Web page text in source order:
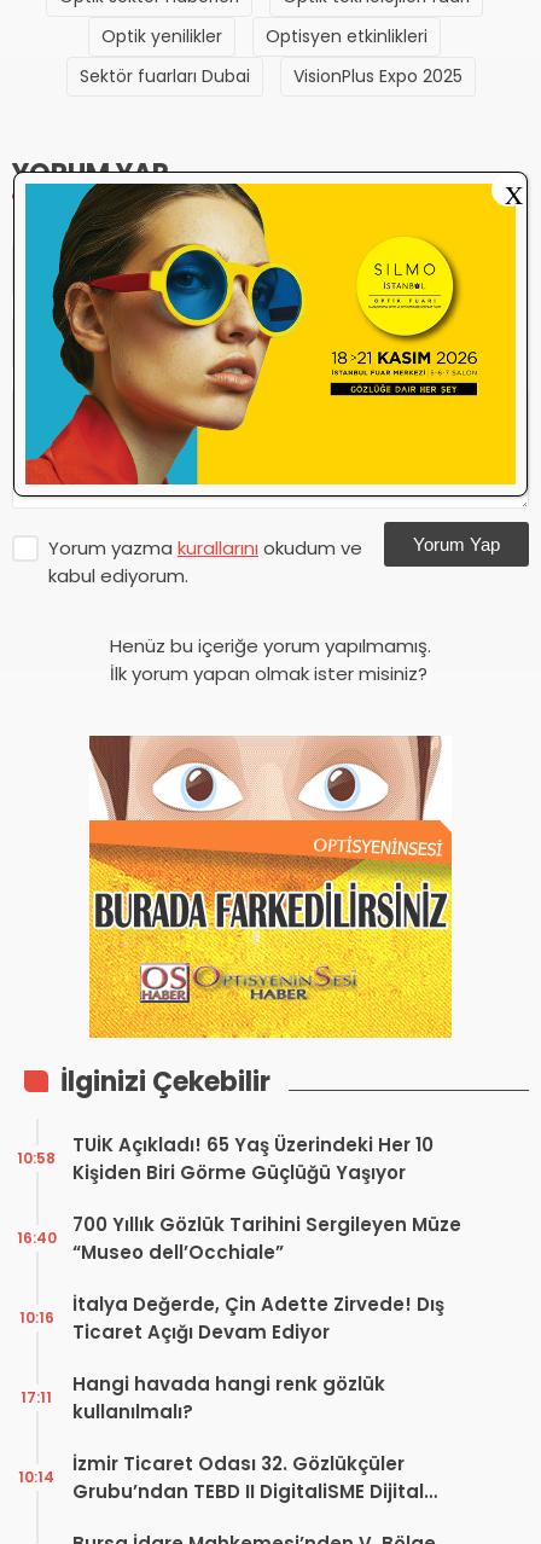
Optik yenilikler
Optisyen etkinlikleri
Sektör fuarları Dubai
VisionPlus Expo 2025
YORUM YAP
Yorum yazma kurallarını okudum ve
kabul ediyorum.
Yorum Yap
Henüz bu içeriğe yorum yapılmamış.
İlk yorum yapan olmak ister misiniz?
İlginizi Çekebilir
TUİK Açıkladı! 65 Yaş Üzerindeki Her 10
Kişiden Biri Görme Güçlüğü Yaşıyor
10:58
700 Yıllık Gözlük Tarihini Sergileyen Müze
“Museo dell’Occhiale”
16:40
İtalya Değerde, Çin Adette Zirvede! Dış
Ticaret Açığı Devam Ediyor
10:16
Hangi havada hangi renk gözlük
kullanılmalı?
17:11
İzmir Ticaret Odası 32. Gözlükçüler
Grubu’ndan TEBD II DigitaliSME Dijital
10:14
X